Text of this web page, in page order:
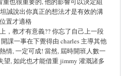
誠說出你真正的想法才是有效的溝
置才適格
，教才有意義?? 你忘了自己上一段
課一事在下覺得由 charles 主導其他
情, 一定可成! 當然, 屆時開班人數一
望, 如此也才能借重 jimmy 灌溉諸多